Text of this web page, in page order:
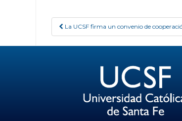
Post navigation
La UCSF firma un convenio de